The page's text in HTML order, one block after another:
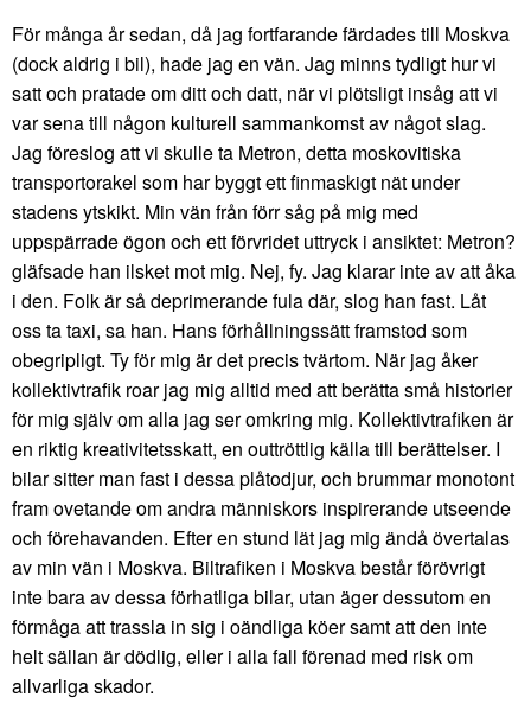
För många år sedan, då jag fortfarande färdades till Moskva
(dock aldrig i bil), hade jag en vän. Jag minns tydligt hur vi
satt och pratade om ditt och datt, när vi plötsligt insåg att vi
var sena till någon kulturell sammankomst av något slag.
Jag föreslog att vi skulle ta Metron, detta moskovitiska
transportorakel som har byggt ett finmaskigt nät under
stadens ytskikt. Min vän från förr såg på mig med
uppspärrade ögon och ett förvridet uttryck i ansiktet: Metron?
gläfsade han ilsket mot mig. Nej, fy. Jag klarar inte av att åka
i den. Folk är så deprimerande fula där, slog han fast. Låt
oss ta taxi, sa han. Hans förhållningssätt framstod som
obegripligt. Ty för mig är det precis tvärtom. När jag åker
kollektivtrafik roar jag mig alltid med att berätta små historier
för mig själv om alla jag ser omkring mig. Kollektivtrafiken är
en riktig kreativitetsskatt, en outtröttlig källa till berättelser. I
bilar sitter man fast i dessa plåtodjur, och brummar monotont
fram ovetande om andra människors inspirerande utseende
och förehavanden. Efter en stund lät jag mig ändå övertalas
av min vän i Moskva. Biltrafiken i Moskva består förövrigt
inte bara av dessa förhatliga bilar, utan äger dessutom en
förmåga att trassla in sig i oändliga köer samt att den inte
helt sällan är dödlig, eller i alla fall förenad med risk om
allvarliga skador.